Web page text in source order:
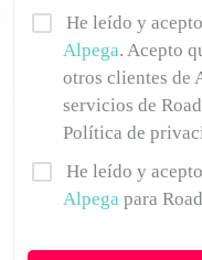
He leído y
Alpega. Acepto
otros clientes de
servicios de
Política de
He leído y
Alpega para